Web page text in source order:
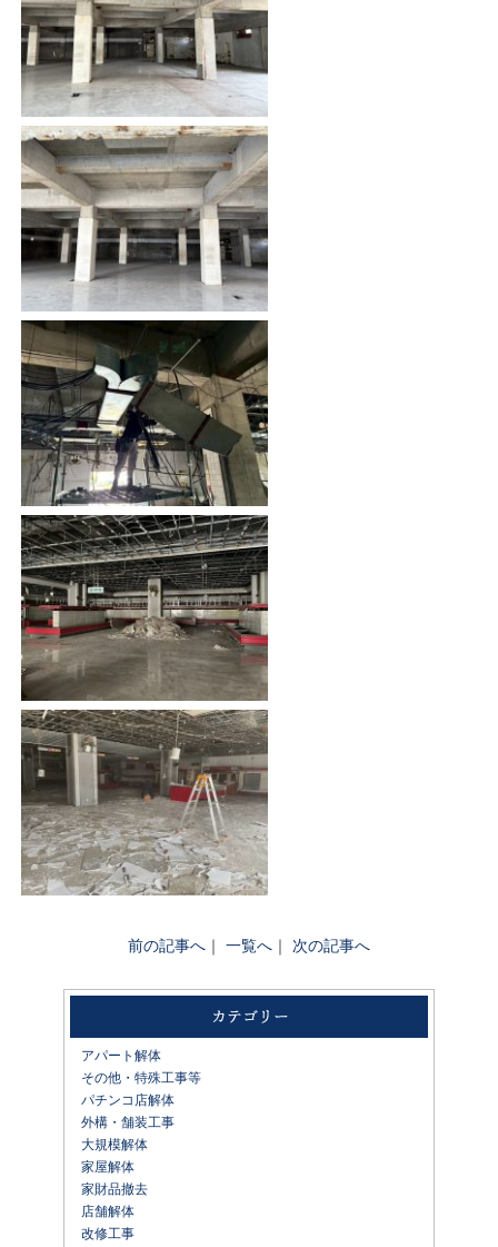
前の記事へ ｜ 一覧へ ｜ 次の記事へ
アパート解体
その他・特殊工事等
パチンコ店解体
外構・舗装工事
大規模解体
家屋解体
家財品撤去
店舗解体
改修工事